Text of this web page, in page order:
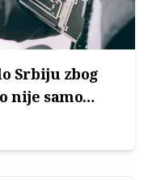
Srbiju zbog
nije samo
stanja